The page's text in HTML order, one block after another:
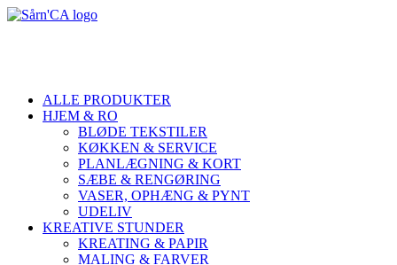
ALLE PRODUKTER
HJEM & RO
BLØDE TEKSTILER
KØKKEN & SERVICE
PLANLÆGNING & KORT
SÆBE & RENGØRING
VASER, OPHÆNG & PYNT
UDELIV
KREATIVE STUNDER
KREATING & PAPIR
MALING & FARVER